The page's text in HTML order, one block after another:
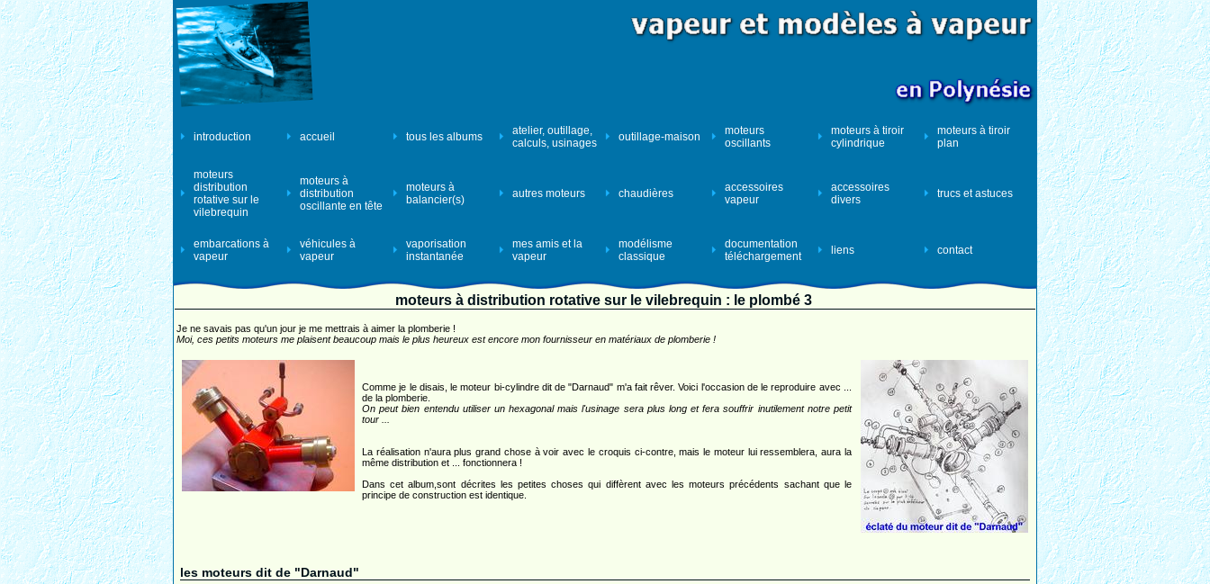
introduction accueil tous les albums
atelier, outillage,
calculs, usinages
outillage-maison
moteurs
oscillants
moteurs à tiroir
cylindrique
moteurs à tiroir
plan
moteurs
distribution
rotative sur le
vilebrequin
moteurs à
distribution
oscillante en tête
moteurs à
balancier(s)
autres moteurs chaudières
accessoires
vapeur
accessoires
divers
trucs et astuces
embarcations à
vapeur
véhicules à
vapeur
vaporisation
instantanée
mes amis et la
vapeur
modélisme
classique
documentation
téléchargement
liens contact
moteurs à distribution rotative sur le vilebrequin : le plombé 3
Je ne savais pas qu'un jour je me mettrais à aimer la plomberie !
Moi, ces petits moteurs me plaisent beaucoup mais le plus heureux est encore mon fournisseur en matériaux de plomberie !
Comme je le disais, le moteur bi-cylindre dit de "Darnaud" m'a fait rêver. Voici l'occasion de le reproduire avec ...
de la plomberie.
On peut bien entendu utiliser un hexagonal mais l'usinage sera plus long et fera souffrir inutilement notre petit
tour ...
La réalisation n'aura plus grand chose à voir avec le croquis ci-contre, mais le moteur lui ressemblera, aura la
même distribution et ... fonctionnera !
Dans cet album,sont décrites les petites choses qui diffèrent avec les moteurs précédents sachant que le
principe de construction est identique.
les moteurs dit de "Darnaud"